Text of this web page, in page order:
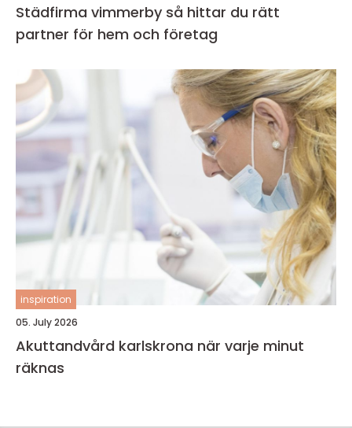
Städfirma vimmerby så hittar du rätt
partner för hem och företag
inspiration
05. July 2026
Akuttandvård karlskrona när varje minut
räknas